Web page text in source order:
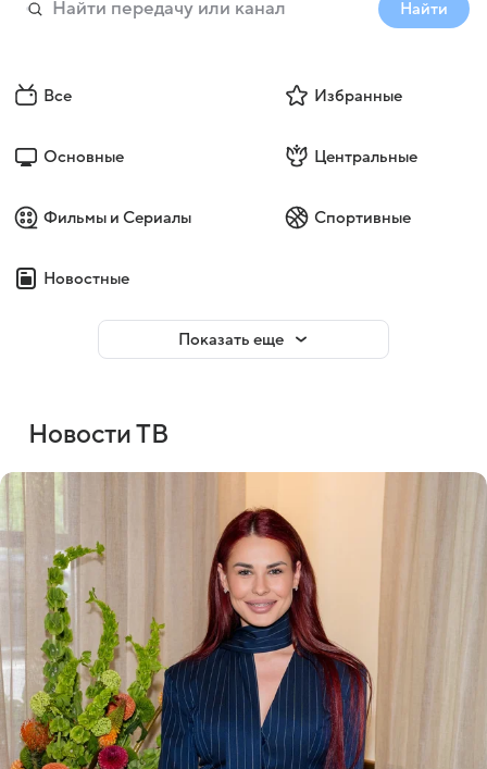
Найти
Все Избранные
Основные Центральные
Фильмы и Сериалы Спортивные
Новостные
Показать еще
Новости ТВ